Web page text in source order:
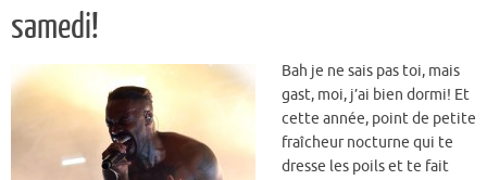
samedi!
Bah je ne sais pas toi, mais
gast, moi, j’ai bien dormi! Et
cette année, point de petite
fraîcheur nocturne qui te
dresse les poils et te fait